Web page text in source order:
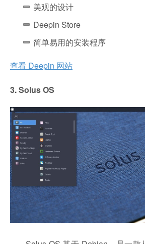
美观的设计
Deepin Store
简单易用的安装程序
查看 Deepin 网站
3. Solus OS